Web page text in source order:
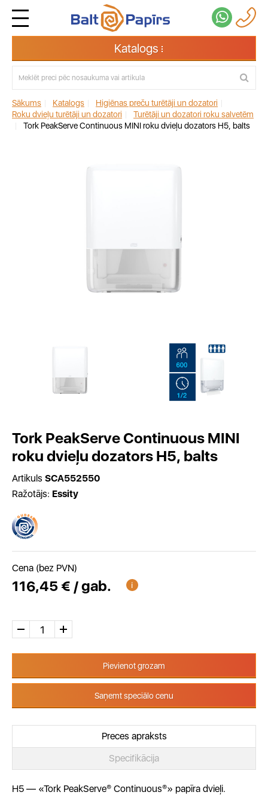
Katalogs
Sākums Katalogs Higiēnas preču turētāji un dozatori
Roku dvieļu turētāji un dozatori
Turētāji un dozatori roku salvetēm
Tork PeakServe Continuous MINI roku dvieļu dozators H5, balts
Tork PeakServe Continuous MINI
roku dvieļu dozators H5, balts
Artikuls SCA552550
Ražotājs: Essity
Cena (bez PVN)
116,45 € / gab.
Pievienot grozam
Saņemt speciālo cenu
Preces apraksts
Specifikācija
H5 — «Tork PeakServe® Continuous®» papīra dvieļi.